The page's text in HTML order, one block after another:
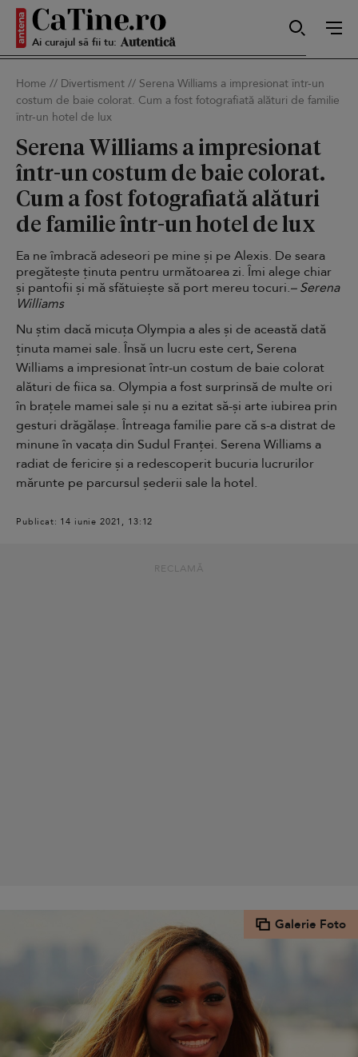
Ai curajul să fii tu: Sexy
Sensibilă
Puternică
Home // Divertisment // Serena Williams a impresionat într-un
costum de baie colorat. Cum a fost fotografiată alături de familie
într-un hotel de lux
Serena Williams a impresionat
într-un costum de baie colorat.
Cum a fost fotografiată alături
de familie într-un hotel de lux
Ea ne îmbracă adeseori pe mine și pe Alexis. De seara
pregătește ținuta pentru următoarea zi. Îmi alege chiar
și pantofii și mă sfătuiește să port mereu tocuri.– Serena
Williams
Nu știm dacă micuța Olympia a ales și de această dată
ținuta mamei sale. Însă un lucru este cert, Serena
Williams a impresionat într-un costum de baie colorat
alături de fiica sa. Olympia a fost surprinsă de multe ori
în brațele mamei sale și nu a ezitat să-și arte iubirea prin
gesturi drăgălașe. Întreaga familie pare că s-a distrat de
minune în vacața din Sudul Franței. Serena Williams a
radiat de fericire și a redescoperit bucuria lucrurilor
mărunte pe parcursul șederii sale la hotel.
Publicat: 14 iunie 2021, 13:12
RECLAMĂ
Galerie Foto